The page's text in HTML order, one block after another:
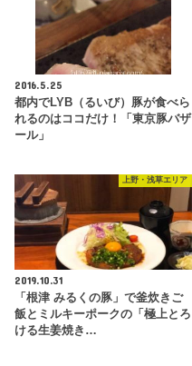
2016.5.25
都内でLYB（るいび）豚が食べら
れるのはココだけ！「東京豚バザ
ール」
上野・浅草エリア
2019.10.31
「根津 みるくの豚」で釜炊きご
飯とミルキーポークの「極上とろ
ける生姜焼き…